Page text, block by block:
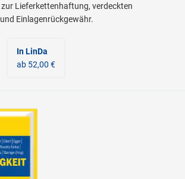
Lieferkettenhaftung, verdeckten
Einlagenrückgewähr.
In LinDa
ab 52,00 €